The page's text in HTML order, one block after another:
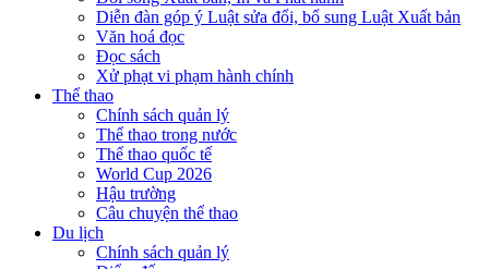
Diễn đàn góp ý Luật sửa đổi, bổ sung Luật Xuất bản
Văn hoá đọc
Đọc sách
Xử phạt vi phạm hành chính
Thể thao
Chính sách quản lý
Thể thao trong nước
Thể thao quốc tế
World Cup 2026
Hậu trường
Câu chuyện thể thao
Du lịch
Chính sách quản lý